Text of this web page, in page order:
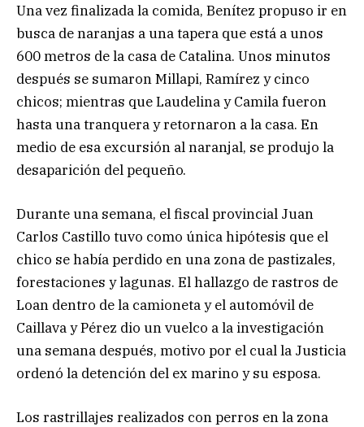
Una vez finalizada la comida, Benítez propuso ir en
busca de naranjas a una tapera que está a unos
600 metros de la casa de Catalina. Unos minutos
después se sumaron Millapi, Ramírez y cinco
chicos; mientras que Laudelina y Camila fueron
hasta una tranquera y retornaron a la casa. En
medio de esa excursión al naranjal, se produjo la
desaparición del pequeño.
Durante una semana, el fiscal provincial Juan
Carlos Castillo tuvo como única hipótesis que el
chico se había perdido en una zona de pastizales,
forestaciones y lagunas. El hallazgo de rastros de
Loan dentro de la camioneta y el automóvil de
Caillava y Pérez dio un vuelco a la investigación
una semana después, motivo por el cual la Justicia
ordenó la detención del ex marino y su esposa.
Los rastrillajes realizados con perros en la zona